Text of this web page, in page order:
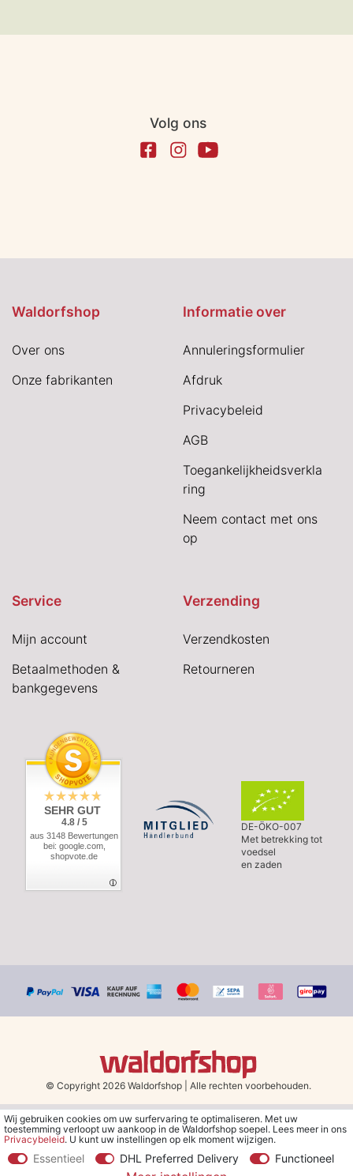
Volg ons
Waldorfshop
Over ons
Onze fabrikanten
Informatie over
Annuleringsformulier
Afdruk
Privacybeleid
AGB
Toegankelijkheidsverkla
ring
Neem contact met ons
op
Service
Mijn account
Betaalmethoden &
bankgegevens
Verzending
Verzendkosten
Retourneren
SEHR GUT
4.8 / 5
aus 3148 Bewertungen
bei: google.com,
shopvote.de
DE-ÖKO-007
Met betrekking tot
voedsel
en zaden
© Copyright 2026 Waldorfshop Alle rechten voorbehouden.
*Gratis verzending in Nederland en België vanaf 79 euro bij het
kiezen van de verzendmethode "DHL - Besparing op
Wij gebruiken cookies om uw surfervaring te optimaliseren. Met uw
toestemming verloopt uw aankoop in de Waldorfshop soepel. Lees meer in ons
Privacybeleid. U kunt uw instellingen op elk moment wijzigen.
Essentieel DHL Preferred Delivery Functioneel